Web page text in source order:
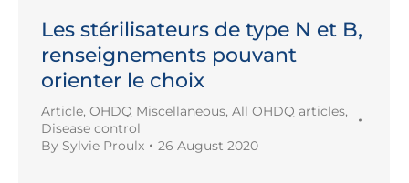
Les stérilisateurs de type N et B,
renseignements pouvant
orienter le choix
Article, OHDQ Miscellaneous, All OHDQ articles,
Disease control
By Sylvie Proulx 26 August 2020